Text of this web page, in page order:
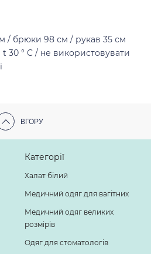
брюки 98 см / рукав 35 см
° C / не використовувати
ВГОРУ
Категорії
Халат білий
Медичний одяг для вагітних
Медичний одяг великих
розмірів
Одяг для стоматологів